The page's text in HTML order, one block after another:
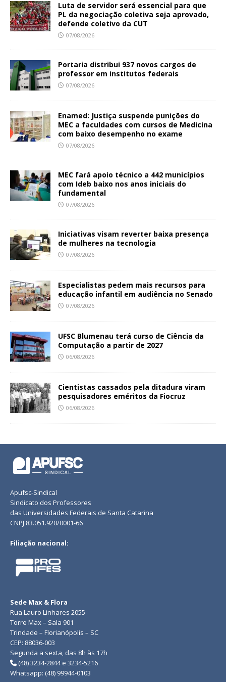
Luta de servidor será essencial para que
PL da negociação coletiva seja aprovado,
defende coletivo da CUT
07/08/2026
Portaria distribui 937 novos cargos de
professor em institutos federais
07/08/2026
Enamed: Justiça suspende punições do
MEC a faculdades com cursos de Medicina
com baixo desempenho no exame
07/08/2026
MEC fará apoio técnico a 442 municípios
com Ideb baixo nos anos iniciais do
fundamental
07/08/2026
Iniciativas visam reverter baixa presença
de mulheres na tecnologia
07/08/2026
Especialistas pedem mais recursos para
educação infantil em audiência no Senado
07/08/2026
UFSC Blumenau terá curso de Ciência da
Computação a partir de 2027
06/08/2026
Cientistas cassados pela ditadura viram
pesquisadores eméritos da Fiocruz
06/08/2026
Apufsc-Sindical
Sindicato dos Professores
das Universidades Federais de Santa Catarina
CNPJ 83.051.920/0001-66
Filiação nacional:
Sede Max & Flora
Rua Lauro Linhares 2055
Torre Max – Sala 901
Trindade – Florianópolis – SC
CEP: 88036-003
Segunda a sexta, das 8h às 17h
(48) 3234-2844 e 3234-5216
Whatsapp: (48) 99944-0103